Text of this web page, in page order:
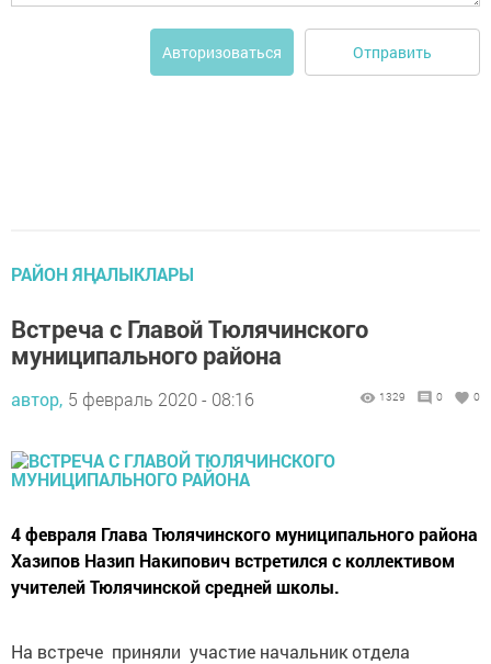
Авторизоваться Отправить
РАЙОН ЯҢАЛЫКЛАРЫ
Встреча с Главой Тюлячинского
муниципального района
автор, 5 февраль 2020 - 08:16 1329 0 0
4 февраля Глава Тюлячинского муниципального района
Хазипов Назип Накипович встретился с коллективом
учителей Тюлячинской средней школы.
На встрече приняли участие начальник отдела